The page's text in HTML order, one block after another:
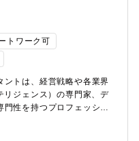
的な職務内容】医薬品・
かわる日系企業の大多数
。市場におけるグローバ
ビジネスを拡大したり、
は、企業にとって、非常
ちは、このようなチャレン
グを行っています。(1)戦
の投資の意思決定の支援。
に必要な知見を提供した
トワーク可
ントは、経営戦略や各業界
リジェンス）の専門家、デ
門性を持つプロフェッショ
います。また、各チーム